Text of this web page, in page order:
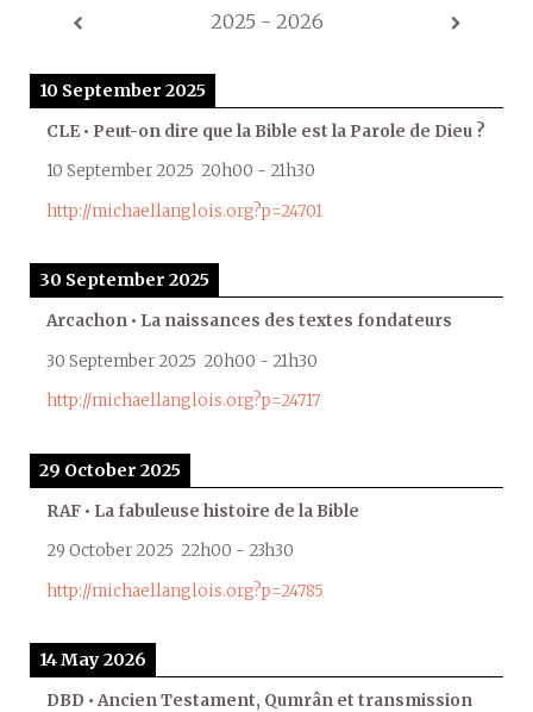
2025 - 2026
10 September 2025
CLE • Peut-on dire que la Bible est la Parole de Dieu ?
10 September 2025 20h00 - 21h30
http://michaellanglois.org?p=24701
30 September 2025
Arcachon • La naissances des textes fondateurs
30 September 2025 20h00 - 21h30
http://michaellanglois.org?p=24717
29 October 2025
RAF • La fabuleuse histoire de la Bible
29 October 2025 22h00 - 23h30
http://michaellanglois.org?p=24785
14 May 2026
DBD • Ancien Testament, Qumrân et transmission